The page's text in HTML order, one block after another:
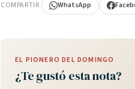
COMPARTIR WhatsApp
EL PIONERO DEL DOMINGO
¿Te gustó esta nota?